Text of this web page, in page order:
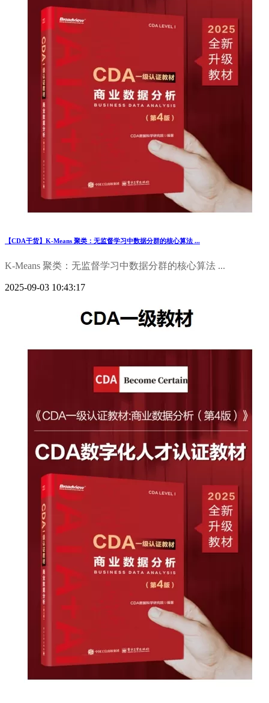
【CDA干货】K-Means 聚类：无监督学习中数据分群的核心算法 ...
K-Means 聚类：无监督学习中数据分群的核心算法 ...
2025-09-03 10:43:17